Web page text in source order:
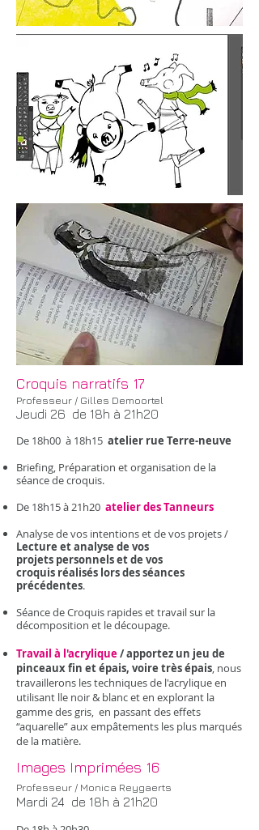
Images Imprimées ​16
Professeur / Monica Reygaerts
Mardi 24 de 18h à 21h20
Croquis narratifs 17
Professeur / Gilles Demoortel
Jeudi 26 de 18h à 21h20
De 18h00 à 18h15 atelier rue Terre-neuve
Briefing, Préparation et organisation de la
séance de croquis.
De 18h15 à 21h20 atelier des Tanneurs
Analyse de vos intentions et de vos projets /
Lecture et analyse de vos
projets personnels et de vos
croquis réalisés lors des séances
précédentes.
Séance de Croquis rapides et travail sur la
décomposition et le découpage.
Travail à l'acrylique/ apportez un jeu de
pinceaux fin et épais, voire très épais, nous
travaillerons les techniques de l'acrylique en
utilisant lle noir & blanc et en explorant la
gamme des gris, en passant des effets
“aquarelle” aux empâtements les plus marqués
de la matière.